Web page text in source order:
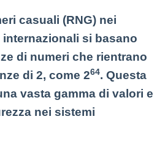
casuali (RNG) nei
si basano
di numeri che rientrano
di 2, come 264. Questa
vasta gamma di valori e
nei sistemi